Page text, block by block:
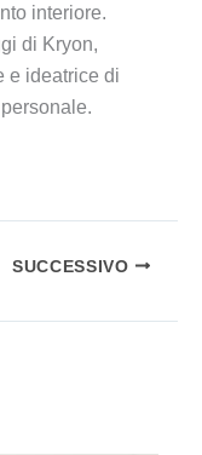
interiore.
di Kryon,
e ideatrice di
SUCCESSIVO